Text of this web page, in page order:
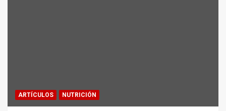
ARTÍCULOS NUTRICIÓN